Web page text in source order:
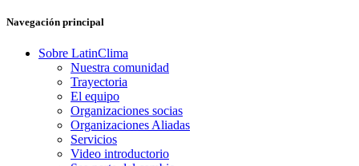
Navegación principal
Sobre LatinClima
Nuestra comunidad
Trayectoria
El equipo
Organizaciones socias
Organizaciones Aliadas
Servicios
Video introductorio